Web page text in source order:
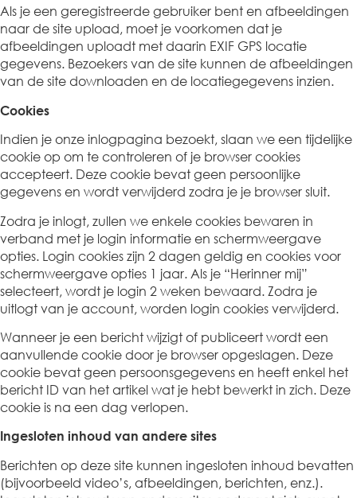
Als je een geregistreerde gebruiker bent en afbeeldingen
naar de site upload, moet je voorkomen dat je
afbeeldingen uploadt met daarin EXIF GPS locatie
gegevens. Bezoekers van de site kunnen de afbeeldingen
van de site downloaden en de locatiegegevens inzien.
Cookies
Indien je onze inlogpagina bezoekt, slaan we een tijdelijke
cookie op om te controleren of je browser cookies
accepteert. Deze cookie bevat geen persoonlijke
gegevens en wordt verwijderd zodra je je browser sluit.
Zodra je inlogt, zullen we enkele cookies bewaren in
verband met je login informatie en schermweergave
opties. Login cookies zijn 2 dagen geldig en cookies voor
schermweergave opties 1 jaar. Als je “Herinner mij”
selecteert, wordt je login 2 weken bewaard. Zodra je
uitlogt van je account, worden login cookies verwijderd.
Wanneer je een bericht wijzigt of publiceert wordt een
aanvullende cookie door je browser opgeslagen. Deze
cookie bevat geen persoonsgegevens en heeft enkel het
bericht ID van het artikel wat je hebt bewerkt in zich. Deze
cookie is na een dag verlopen.
Ingesloten inhoud van andere sites
Berichten op deze site kunnen ingesloten inhoud bevatten
(bijvoorbeeld video’s, afbeeldingen, berichten, enz.).